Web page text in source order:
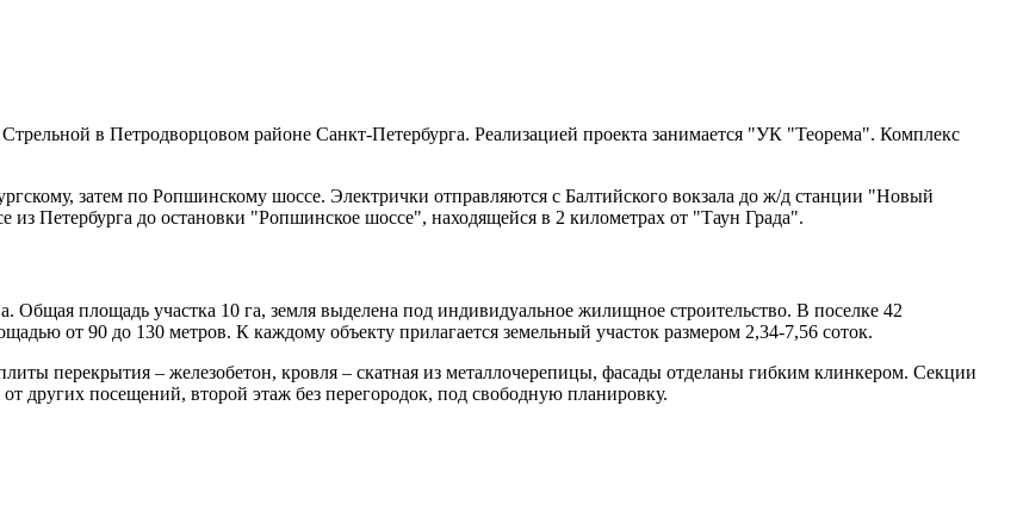
в Петродворцовом районе Санкт-Петербурга. Реализацией проекта занимается "УК "Теорема". Комплекс
затем по Ропшинскому шоссе. Электрички отправляются с Балтийского вокзала до ж/д станции "Новый
Петербурга до остановки "Ропшинское шоссе", находящейся в 2 километрах от "Таун Града".
Общая площадь участка 10 га, земля выделена под индивидуальное жилищное строительство. В поселке 42
от 90 до 130 метров. К каждому объекту прилагается земельный участок размером 2,34-7,56 соток.
перекрытия – железобетон, кровля – скатная из металлочерепицы, фасады отделаны гибким клинкером. Секции
других посещений, второй этаж без перегородок, под свободную планировку.